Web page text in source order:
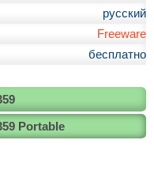
русский
Freeware
бесплатно
Portable